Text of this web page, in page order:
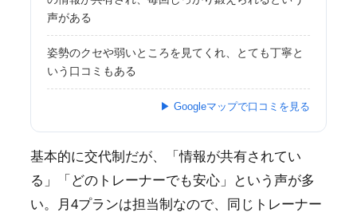
声がある
姿勢のクセや弱いところを見てくれ、とても丁寧と
いう口コミもある
▶ Googleマップで口コミを見る
基本的に交代制だが、「情報が共有されてい
る」「どのトレーナーでも安心」という声が多
い。月4プランは担当制なので、同じトレーナー